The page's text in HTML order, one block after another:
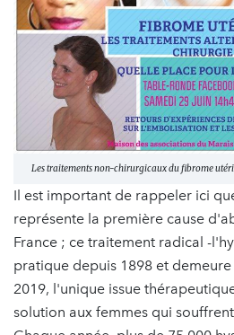
Les traitements non-chirurgicaux du fibrome
Il est important de rappeler ici
représente la première cause
France ; ce traitement radical -
pratique depuis 1898 et
2019, l'unique issue
solution aux femmes qui